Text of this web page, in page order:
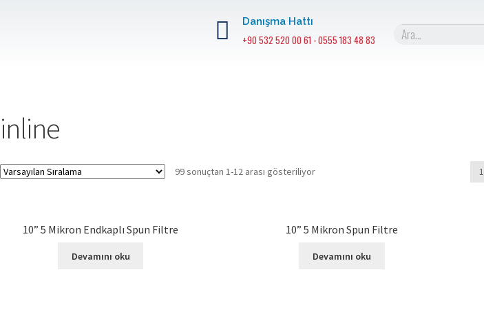
Danışma Hattı
+90 532 520 00 61 - 0555 183 48 83
inline
99 sonuçtan 1-12 arası gösteriliyor 1
10” 5 Mikron Endkaplı Spun Filtre
Devamını oku
10” 5 Mikron Spun Filtre
Devamını oku